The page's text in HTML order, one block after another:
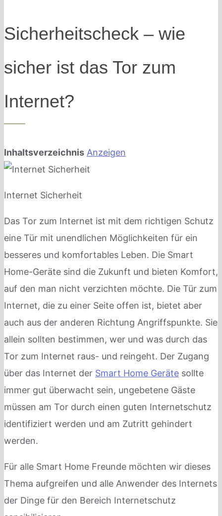
Sicherheitscheck – wie
sicher ist das Tor zum
Internet?
Inhaltsverzeichnis Anzeigen
Internet Sicherheit
Das Tor zum Internet ist mit dem richtigen Schutz
eine Tür mit unendlichen Möglichkeiten für ein
besseres und komfortables Leben. Die Smart
Home-Geräte sind die Zukunft und bieten Komfort,
auf den man nicht verzichten möchte. Die Tür zum
Internet, die zu einer Seite offen ist, bietet aber
auch aus der anderen Richtung Angriffspunkte. Sie
allein sollten bestimmen, wer und was durch das
Tor zum Internet raus- und reingeht. Der Zugang
über das Internet der Smart Home Geräte sollte
immer gut überwacht sein, ungebetene Gäste
müssen am Tor durch einen guten Internetschutz
identifiziert werden und am Zutritt gehindert
werden.
Für alle Smart Home Freunde möchten wir dieses
Thema aufgreifen und alle Anwender des Internets
der Dinge für den Bereich Internetschutz